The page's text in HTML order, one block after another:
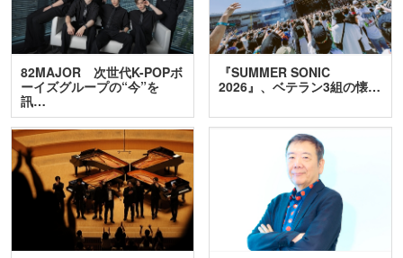
82MAJOR 次世代K-POPボ
ーイズグループの“今”を
訊…
『SUMMER SONIC
2026』、ベテラン3組の懐…